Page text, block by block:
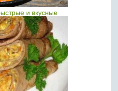
и вкусные